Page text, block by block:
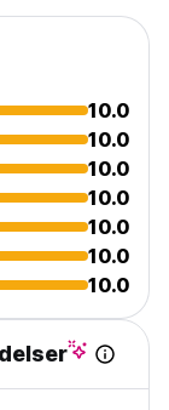
10.0
10.0
10.0
10.0
10.0
10.0
10.0